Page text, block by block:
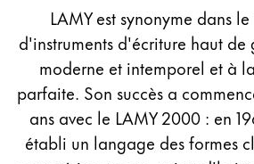
Pour Android
Peinture et Dessiner
LAMY est synonyme dans
d'instruments d'écriture haut de
moderne et intemporel et à
parfaite. Son succès a
ans avec le LAMY 2000 : en
établi un langage des formes